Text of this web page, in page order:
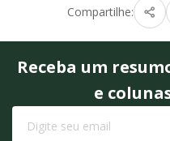
Compartilhe:
Receba um
e